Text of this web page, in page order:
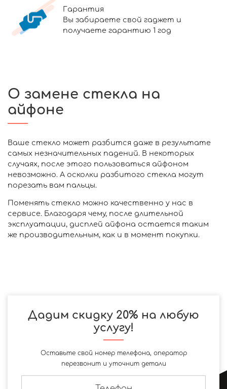
Гарантия
Вы забираете свой гаджет и
получаете гарантию 1 год
О замене стекла на
айфоне
Ваше стекло может разбится даже в результате
самых незначительных падений. В некоторых
случаях, после этого пользоваться айфоном
невозможно. А осколки разбитого стекла могут
порезать вам пальцы.
Поменять стекло можно качественно у нас в
сервисе. Благодаря чему, после длительной
эксплуатации, дисплей айфона остается таким
же производительным, как и в момент покупки.
Дадим скидку 20% на любую
услугу!
Оставьте свой номер телефона, оператор
перезвонит и уточнит детали